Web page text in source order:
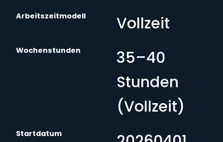
Arbeitszeitmodell Vollzeit
Wochenstunden
35–40
Stunden
(Vollzeit)
Startdatum